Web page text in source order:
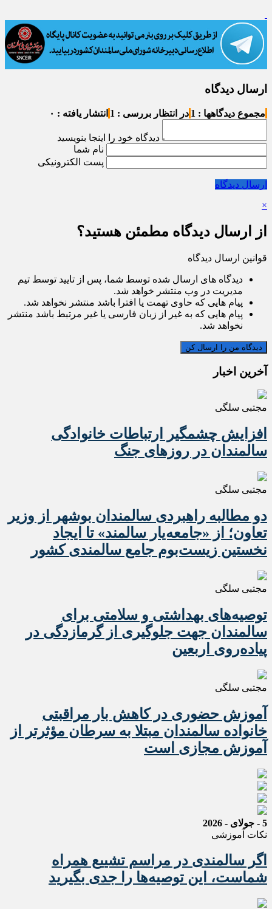
ارسال دیدگاه
مجموع دیدگاهها : 1 در انتظار بررسی : 1 انتشار یافته : ۰
دیدگاه خود را اینجا بنویسید
نام شما
پست الکترونیکی
ارسال دیدگاه
×
از ارسال دیدگاه مطمئن هستید؟
قوانین ارسال دیدگاه
دیدگاه های ارسال شده توسط شما، پس از تایید توسط تیم
مدیریت در وب منتشر خواهد شد.
پیام هایی که حاوی تهمت یا افترا باشد منتشر نخواهد شد.
پیام هایی که به غیر از زبان فارسی یا غیر مرتبط باشد منتشر
نخواهد شد.
آخرین اخبار
مجتبی سلگی
افزایش چشمگیر ارتباطات خانوادگی
سالمندان در روزهای جنگ
مجتبی سلگی
دو مطالبه راهبردی سالمندان بوشهر از وزیر
تعاون؛ از «جامعه‌یار سالمند» تا ایجاد
نخستین زیست‌بوم جامع سالمندی کشور
مجتبی سلگی
️توصیه‌های بهداشتی و سلامتی برای
سالمندان جهت جلوگیری از گرمازدگی در
پیاده‌روی اربعین
مجتبی سلگی
آموزش حضوری در کاهش بار مراقبتی
خانواده سالمندان مبتلا به سرطان مؤثرتر از
آموزش مجازی است
5 - جولای - 2026
نکات آموزشی
اگر سالمندی در مراسم تشییع همراه
شماست، این توصیه‌ها را جدی بگیرید